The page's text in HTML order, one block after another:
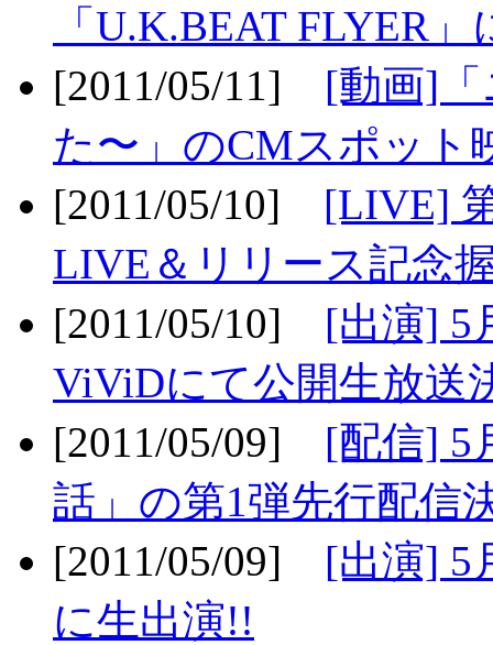
「U.K.BEAT FLYER
[2011/05/11] [動画]
た〜」のCMスポット
[2011/05/10] [LIVE]
LIVE＆リリース記念
[2011/05/10] [出演] 5
ViViDにて公開生放送
[2011/05/09] [配信] 5
話」の第1弾先行配信
[2011/05/09] [出演] 5
に生出演!!